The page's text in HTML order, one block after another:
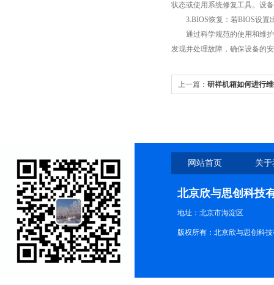
状态或使用系统修复工具。设
3.BIOS恢复：若BIOS设置出
通过科学规范的使用和维护
发现并处理故障，确保设备的
上一篇： 研祥机箱如何进行
网站首页 关
北京欣与思创科技
地址：北京市海淀区
版权所有：北京欣与思创科